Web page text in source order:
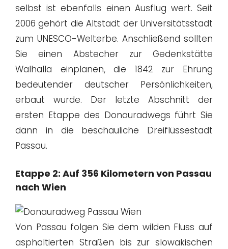
selbst ist ebenfalls einen Ausflug wert. Seit
2006 gehört die Altstadt der Universitätsstadt
zum UNESCO-Welterbe. Anschließend sollten
Sie einen Abstecher zur Gedenkstätte
Walhalla einplanen, die 1842 zur Ehrung
bedeutender deutscher Persönlichkeiten,
erbaut wurde. Der letzte Abschnitt der
ersten Etappe des Donauradwegs führt Sie
dann in die beschauliche Dreiflüssestadt
Passau.
Etappe 2: Auf 356 Kilometern von Passau
nach Wien
Von Passau folgen Sie dem wilden Fluss auf
asphaltierten Straßen bis zur slowakischen